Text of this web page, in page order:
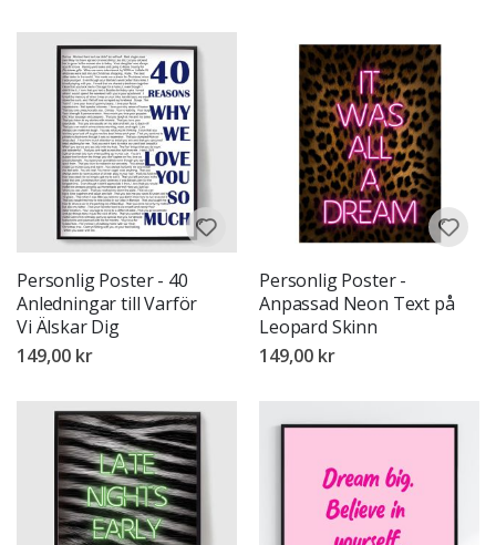
Personlig Poster - 40
Anledningar till Varför
Vi Älskar Dig
149,00 kr
Personlig Poster -
Anpassad Neon Text på
Leopard Skinn
149,00 kr